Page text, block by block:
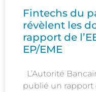
Fintechs du
révèlent les
rapport de
EP/EME
L’Autorité
publié un rapport